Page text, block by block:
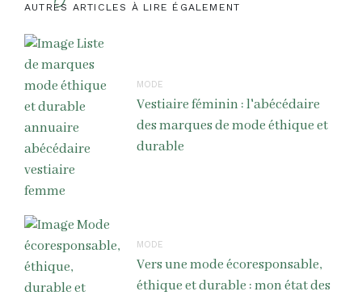
AUTRES ARTICLES À LIRE ÉGALEMENT
MODE
Vestiaire féminin : l'abécédaire
des marques de mode éthique et
durable
MODE
Vers une mode écoresponsable,
éthique et durable : mon état des